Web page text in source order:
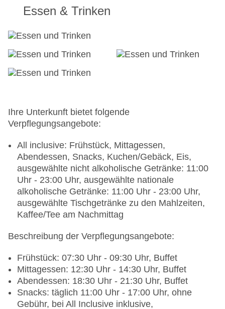
Wellnessbereich
Badetücher: gegen Gebühr
Souvenirshop, Minimarkt
Arzt
Amphitheater
Lobby: ohne Gebühr, in der Bar: ohne Gebühr
Gepäckservice
Zahlungsarten: TUI Card / VISA, MasterCard,
Haustiere nicht erlaubt
Parkmöglichkeiten: Parkplatz (nach
Verfügbarkeit), unbewacht: ohne Gebühr
Tagungseinrichtungen: Konferenzräume: 0
Gebäudeanzahl: 15, Etagen: 3, Zimmer: 305
Landeskategorie: 4 Sterne
Essen & Trinken
Ihre Unterkunft bietet folgende
Verpflegungsangebote:
All inclusive: Frühstück, Mittagessen,
Abendessen, Snacks, Kuchen/Gebäck, Eis,
ausgewählte nicht alkoholische Getränke: 11:00
Uhr - 23:00 Uhr, ausgewählte nationale
alkoholische Getränke: 11:00 Uhr - 23:00 Uhr,
ausgewählte Tischgetränke zu den Mahlzeiten,
Kaffee/Tee am Nachmittag
Beschreibung der Verpflegungsangebote:
Frühstück: 07:30 Uhr - 09:30 Uhr, Buffet
Mittagessen: 12:30 Uhr - 14:30 Uhr, Buffet
Abendessen: 18:30 Uhr - 21:30 Uhr, Buffet
Snacks: täglich 11:00 Uhr - 17:00 Uhr, ohne
Gebühr, bei All Inclusive inklusive,